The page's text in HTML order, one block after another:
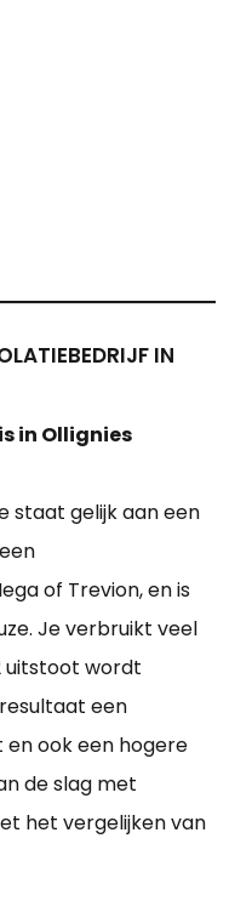
IN
in Ollignies
staat gelijk aan een
of Trevion, en is
Je verbruikt veel
uitstoot wordt
een
ook een hogere
de slag met
het vergelijken van